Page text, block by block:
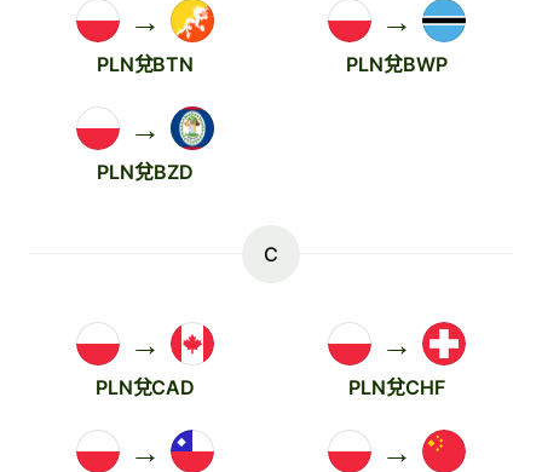
→
PLN兌BTN
→
PLN兌BWP
→
PLN兌BZD
C
→
PLN兌CAD
→
PLN兌CHF
→ →